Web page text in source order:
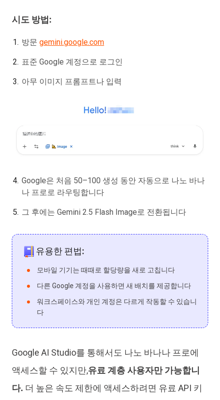
시도 방법:
방문 gemini.google.com
표준 Google 계정으로 로그인
아무 이미지 프롬프트나 입력
Google은 처음 50–100 생성 동안 자동으로 나노 바나
나 프로로 라우팅합니다
그 후에는 Gemini 2.5 Flash Image로 전환됩니다
유용한 편법:
모바일 기기는 때때로 할당량을 새로 고칩니다
다른 Google 계정을 사용하면 새 배치를 제공합니다
워크스페이스와 개인 계정은 다르게 작동할 수 있습니
다
Google AI Studio를 통해서도 나노 바나나 프로에
액세스할 수 있지만,유료 계층 사용자만 가능합니
다. 더 높은 속도 제한에 액세스하려면 유료 API 키